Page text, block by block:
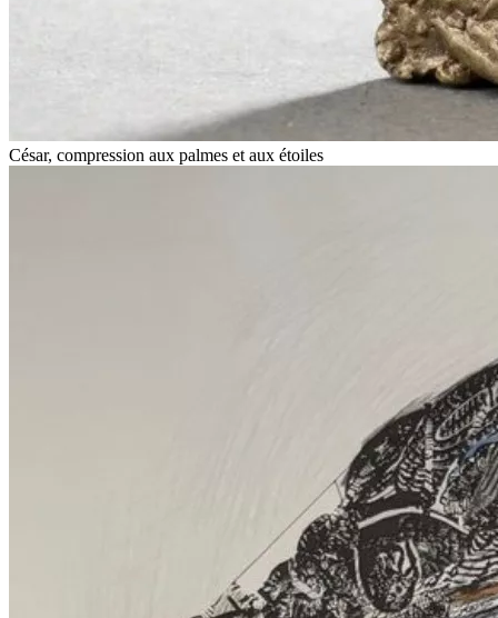
César, compression aux palmes et aux étoiles